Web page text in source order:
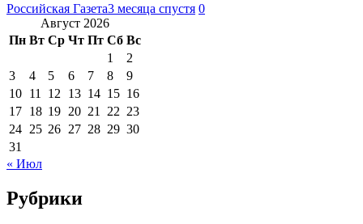
Российская Газета3 месяца спустя 0
Август 2026
Пн Вт Ср Чт Пт Сб Вс
1
2
3
4 5 6 7 8
9
10 11 12 13 14 15 16
17 18 19 20 21 22 23
24 25 26 27 28 29 30
31
« Июл
Рубрики